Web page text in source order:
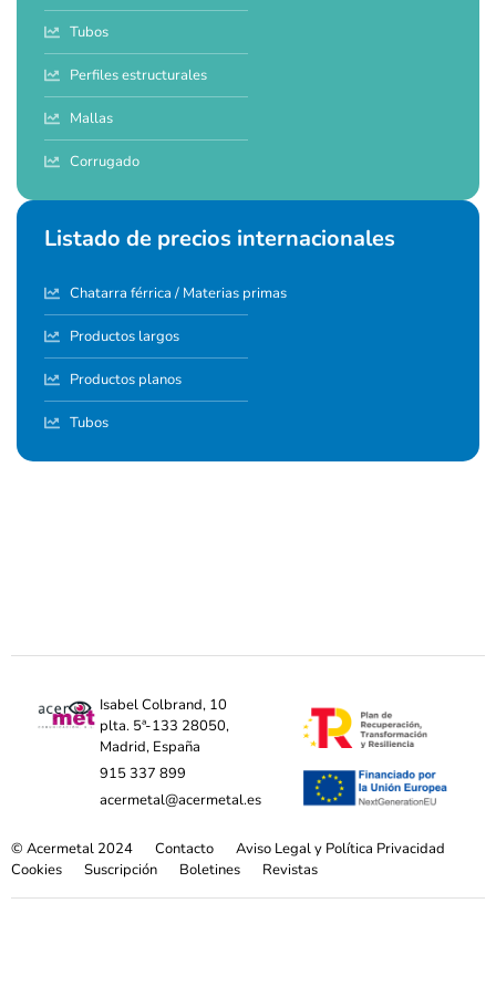
Tubos
Perfiles estructurales
Mallas
Corrugado
Listado de precios internacionales
Chatarra férrica / Materias primas
Productos largos
Productos planos
Tubos
Isabel Colbrand, 10
plta. 5ª-133 28050,
Madrid, España
915 337 899
acermetal@acermetal.es
© Acermetal 2024 Contacto
Aviso Legal y Política Privacidad
Cookies
Suscripción Boletines Revistas